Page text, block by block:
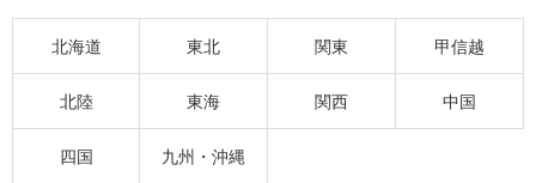
北海道 東北 関東 甲信越
北陸 東海 関西 中国
四国 九州・沖縄